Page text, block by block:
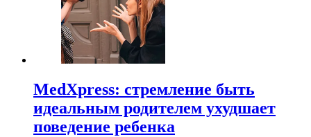
MedXpress: стремление быть
идеальным родителем ухудшает
поведение ребенка